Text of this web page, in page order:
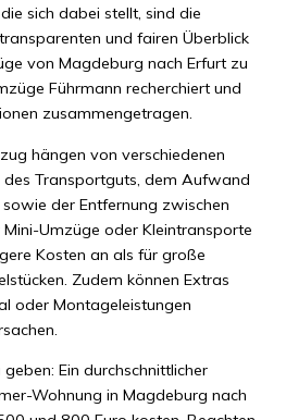
sich dabei stellt, sind die
und fairen Überblick
von Magdeburg nach Erfurt zu
Führmann recherchiert und
zusammengetragen.
hängen von verschiedenen
Transportguts, dem Aufwand
der Entfernung zwischen
Umzüge oder Kleintransporte
Kosten an als für große
Zudem können Extras
oder Montageleistungen
Ein durchschnittlicher
Wohnung in Magdeburg nach